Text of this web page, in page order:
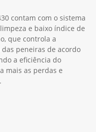
contam com o sistema
e baixo índice de
que controla a
peneiras de acordo
a eficiência do
mais as perdas e